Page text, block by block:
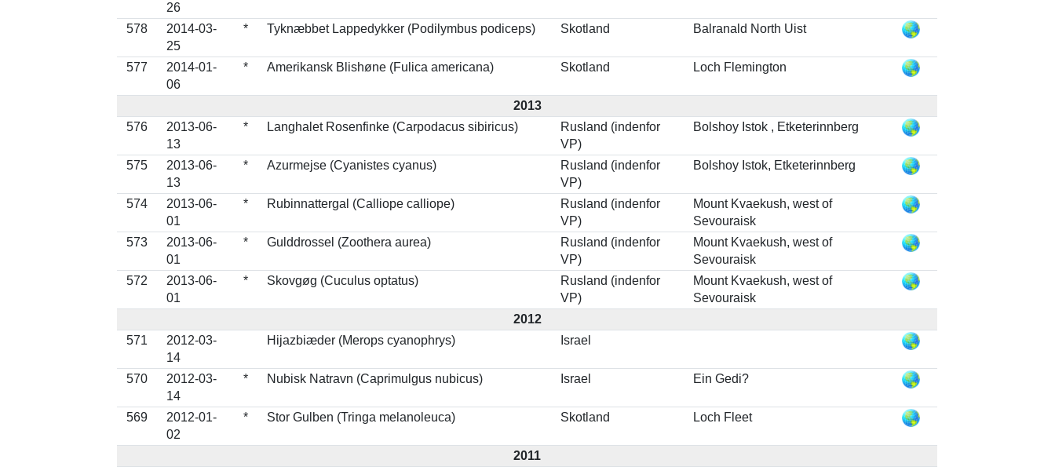
26
578
2014-03-
25
* Tyknæbbet Lappedykker (Podilymbus podiceps) Skotland Balranald North Uist
577
2014-01-
06
* Amerikansk Blishøne (Fulica americana) Skotland Loch Flemington
2013
576
2013-06-
13
* Langhalet Rosenfinke (Carpodacus sibiricus)
Rusland (indenfor
VP)
Bolshoy Istok , Etketerinnberg
575
2013-06-
13
* Azurmejse (Cyanistes cyanus)
Rusland (indenfor
VP)
Bolshoy Istok, Etketerinnberg
574
2013-06-
01
* Rubinnattergal (Calliope calliope)
Rusland (indenfor
VP)
Mount Kvaekush, west of
Sevouraisk
573
2013-06-
01
* Gulddrossel (Zoothera aurea)
Rusland (indenfor
VP)
Mount Kvaekush, west of
Sevouraisk
572
2013-06-
01
* Skovgøg (Cuculus optatus)
Rusland (indenfor
VP)
Mount Kvaekush, west of
Sevouraisk
2012
571
2012-03-
14
Hijazbiæder (Merops cyanophrys) Israel
570
2012-03-
14
* Nubisk Natravn (Caprimulgus nubicus) Israel Ein Gedi?
569
2012-01-
02
* Stor Gulben (Tringa melanoleuca) Skotland Loch Fleet
2011